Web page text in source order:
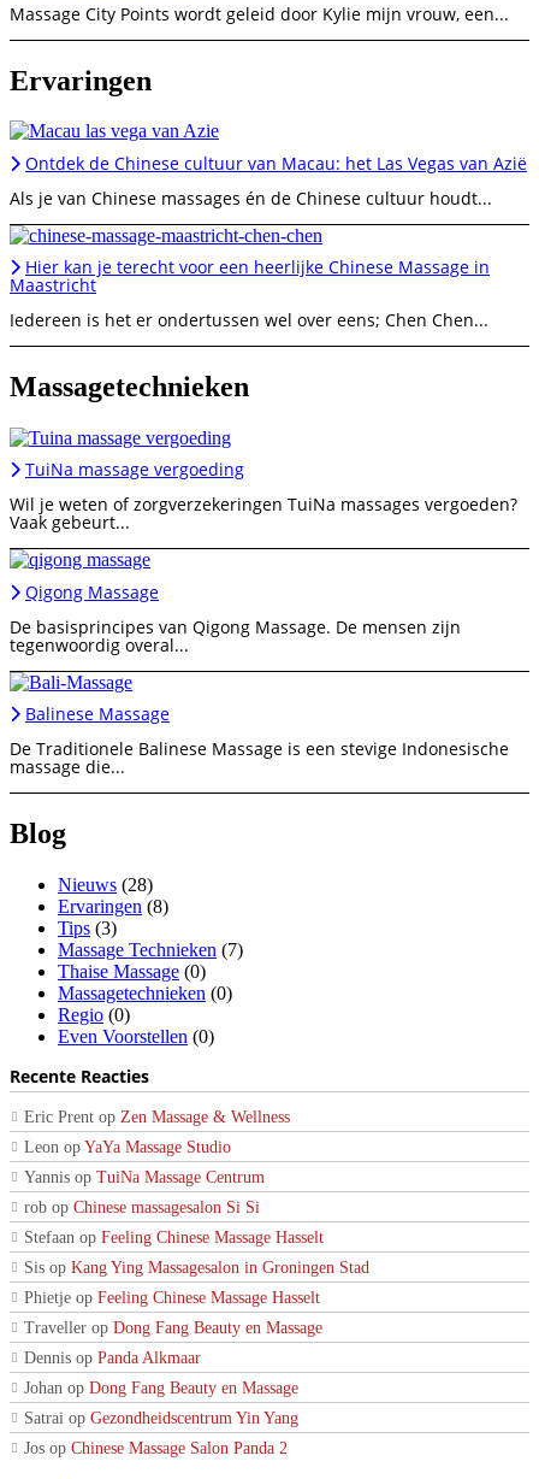
Massage City Points wordt geleid door Kylie mijn vrouw, een...
Ervaringen
Ontdek de Chinese cultuur van Macau: het Las Vegas van Azië
Als je van Chinese massages én de Chinese cultuur houdt...
Hier kan je terecht voor een heerlijke Chinese Massage in
Maastricht
Iedereen is het er ondertussen wel over eens; Chen Chen...
Massagetechnieken
TuiNa massage vergoeding
Wil je weten of zorgverzekeringen TuiNa massages vergoeden?
Vaak gebeurt...
Qigong Massage
De basisprincipes van Qigong Massage. De mensen zijn
tegenwoordig overal...
Balinese Massage
De Traditionele Balinese Massage is een stevige Indonesische
massage die...
Blog
Nieuws (28)
Ervaringen (8)
Tips (3)
Massage Technieken (7)
Thaise Massage (0)
Massagetechnieken (0)
Regio (0)
Even Voorstellen (0)
Recente Reacties
Eric Prent op Zen Massage & Wellness
Leon op YaYa Massage Studio
Yannis op TuiNa Massage Centrum
rob op Chinese massagesalon Si Si
Stefaan op Feeling Chinese Massage Hasselt
Sis op Kang Ying Massagesalon in Groningen Stad
Phietje op Feeling Chinese Massage Hasselt
Traveller op Dong Fang Beauty en Massage
Dennis op Panda Alkmaar
Johan op Dong Fang Beauty en Massage
Satrai op Gezondheidscentrum Yin Yang
Jos op Chinese Massage Salon Panda 2